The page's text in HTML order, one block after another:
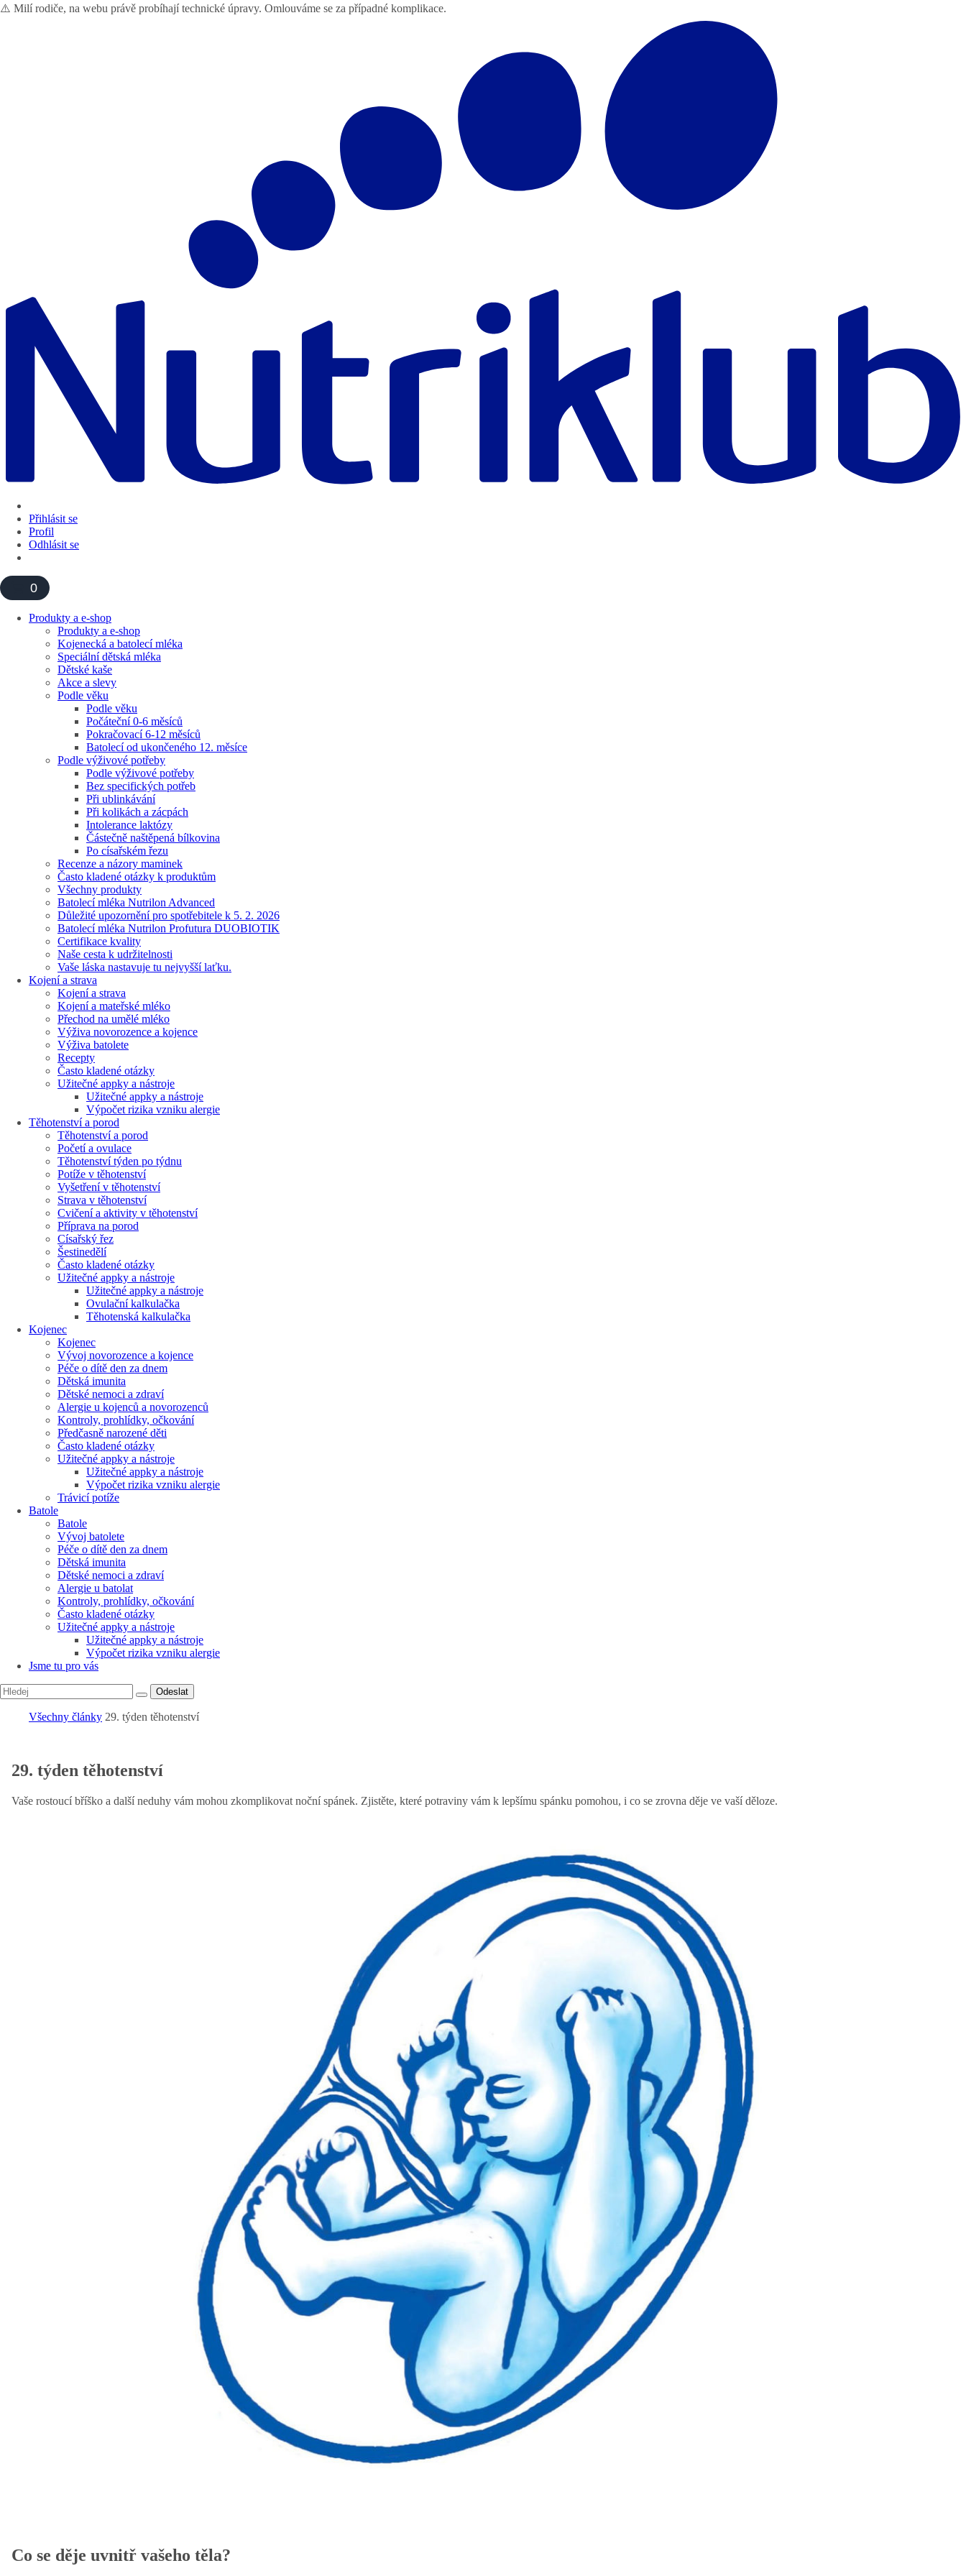
⚠️ Milí rodiče, na webu právě probíhají technické úpravy. Omlouváme se za případné komplikace.
Přihlásit se
Profil
Odhlásit se
0
Produkty a e-shop
Produkty a e-shop
Kojenecká a batolecí mléka
Speciální dětská mléka
Dětské kaše
Akce a slevy
Podle věku
Podle věku
Počáteční 0-6 měsíců
Pokračovací 6-12 měsíců
Batolecí od ukončeného 12. měsíce
Podle výživové potřeby
Podle výživové potřeby
Bez specifických potřeb
Při ublinkávání
Při kolikách a zácpách
Intolerance laktózy
Částečně naštěpená bílkovina
Po císařském řezu
Recenze a názory maminek
Často kladené otázky k produktům
Všechny produkty
Batolecí mléka Nutrilon Advanced
Důležité upozornění pro spotřebitele k 5. 2. 2026
Batolecí mléka Nutrilon Profutura DUOBIOTIK
Certifikace kvality
Naše cesta k udržitelnosti
Vaše láska nastavuje tu nejvyšší laťku.
Kojení a strava
Kojení a strava
Kojení a mateřské mléko
Přechod na umělé mléko
Výživa novorozence a kojence
Výživa batolete
Recepty
Často kladené otázky
Užitečné appky a nástroje
Užitečné appky a nástroje
Výpočet rizika vzniku alergie
Těhotenství a porod
Těhotenství a porod
Početí a ovulace
Těhotenství týden po týdnu
Potíže v těhotenství
Vyšetření v těhotenství
Strava v těhotenství
Cvičení a aktivity v těhotenství
Příprava na porod
Císařský řez
Šestinedělí
Často kladené otázky
Užitečné appky a nástroje
Užitečné appky a nástroje
Ovulační kalkulačka
Těhotenská kalkulačka
Kojenec
Kojenec
Vývoj novorozence a kojence
Péče o dítě den za dnem
Dětská imunita
Dětské nemoci a zdraví
Alergie u kojenců a novorozenců
Kontroly, prohlídky, očkování
Předčasně narozené děti
Často kladené otázky
Užitečné appky a nástroje
Užitečné appky a nástroje
Výpočet rizika vzniku alergie
Trávicí potíže
Batole
Batole
Vývoj batolete
Péče o dítě den za dnem
Dětská imunita
Dětské nemoci a zdraví
Alergie u batolat
Kontroly, prohlídky, očkování
Často kladené otázky
Užitečné appky a nástroje
Užitečné appky a nástroje
Výpočet rizika vzniku alergie
Jsme tu pro vás
Odeslat
Všechny články 29. týden těhotenství
29. týden těhotenství
Vaše rostoucí bříško a další neduhy vám mohou zkomplikovat noční spánek. Zjistěte, které potraviny vám k lepšímu spánku pomohou, i co se zrovna děje ve vaší děloze.
Co se děje uvnitř vašeho těla?